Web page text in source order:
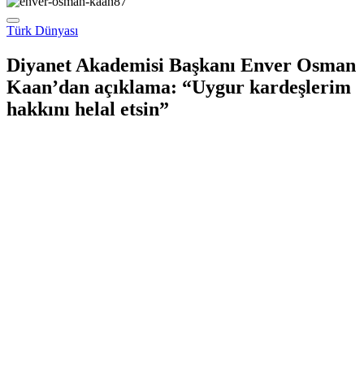
Türk Dünyası
Diyanet Akademisi Başkanı Enver Osman
Kaan’dan açıklama: “Uygur kardeşlerim
hakkını helal etsin”